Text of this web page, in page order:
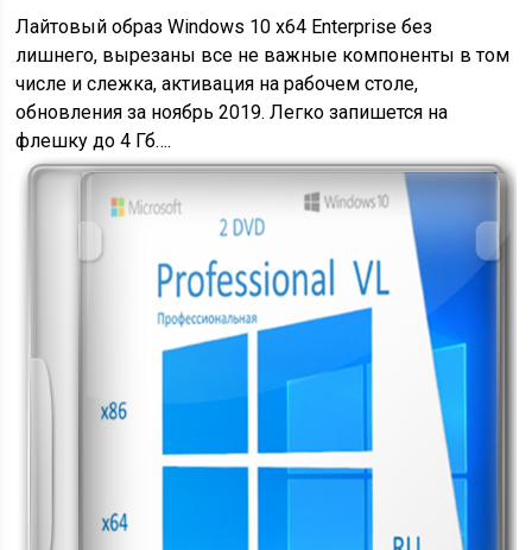
Лайтовый образ Windows 10 x64 Enterprise без
лишнего, вырезаны все не важные компоненты в том
числе и слежка, активация на рабочем столе,
обновления за ноябрь 2019. Легко запишется на
флешку до 4 Гб….